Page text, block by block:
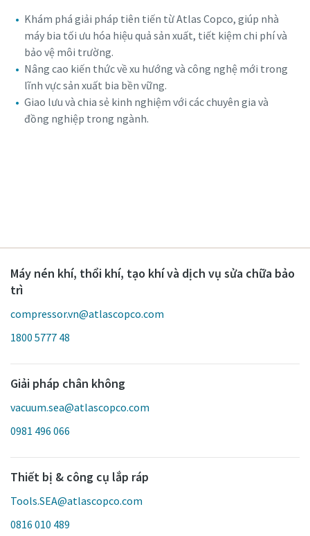
Khám phá ngay chi tiết
Khám phá giải pháp tiên tiến từ Atlas Copco, giúp nhà
máy bia tối ưu hóa hiệu quả sản xuất, tiết kiệm chi phí và
bảo vệ môi trường.
Nâng cao kiến thức về xu hướng và công nghệ mới trong
lĩnh vực sản xuất bia bền vững.
Giao lưu và chia sẻ kinh nghiệm với các chuyên gia và
đồng nghiệp trong ngành.
Máy nén khí, thổi khí, tạo khí và dịch vụ sửa chữa bảo
trì
compressor.vn@atlascopco.com
1800 5777 48
Giải pháp chân không
vacuum.sea@atlascopco.com
0981 496 066
Thiết bị & công cụ lắp ráp
Tools.SEA@atlascopco.com
0816 010 489